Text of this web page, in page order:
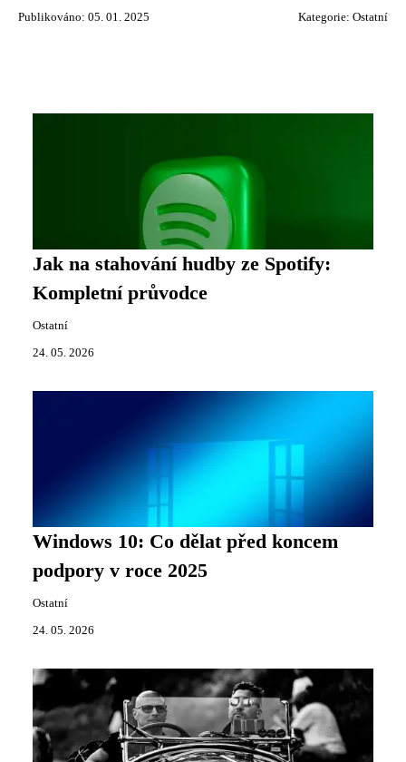
Publikováno: 05. 01. 2025 Kategorie: Ostatní
Jak na stahování hudby ze Spotify:
Kompletní průvodce
Ostatní
24. 05. 2026
Windows 10: Co dělat před koncem
podpory v roce 2025
Ostatní
24. 05. 2026